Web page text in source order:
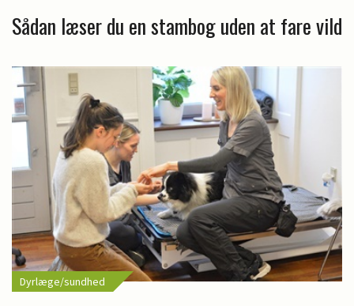
Sådan læser du en stambog uden at fare vild
Dyrlæge/sundhed